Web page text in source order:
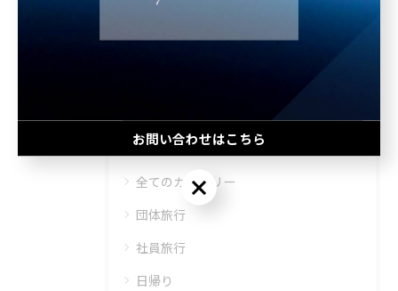
#絶景
カテゴリー Categories
全てのカテゴリー
団体旅行
社員旅行
日帰り
お問い合わせはこちら
お問い合わせはこちら